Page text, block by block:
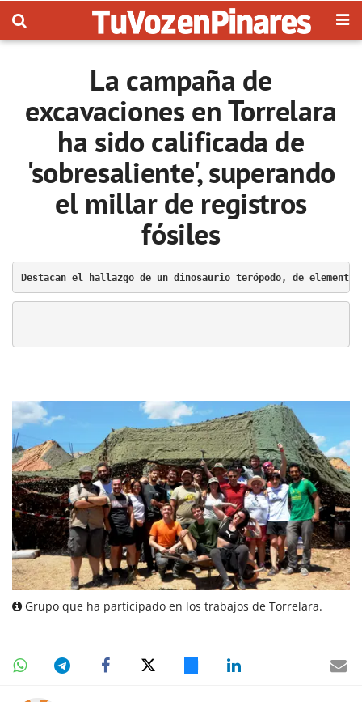
La campaña de
excavaciones en Torrelara
ha sido calificada de
'sobresaliente', superando
el millar de registros
fósiles
Destacan el hallazgo de un dinosaurio terópodo, de
Grupo que ha participado en los trabajos de Torrelara.